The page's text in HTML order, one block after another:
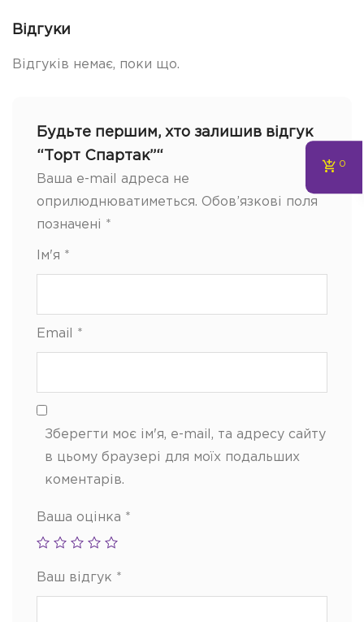
Відгуки
Відгуків немає, поки що.
Будьте першим, хто залишив відгук
“Торт Спартак”“
Ваша e-mail адреса не
оприлюднюватиметься. Обов’язкові поля
позначені *
Ім'я *
Email *
Зберегти моє ім'я, e-mail, та адресу сайту
в цьому браузері для моїх подальших
коментарів.
Ваша оцінка *
Ваш відгук *
0